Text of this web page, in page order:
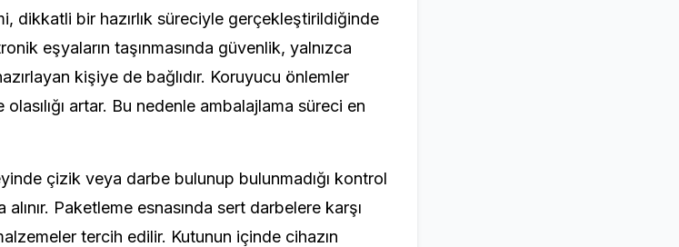
dikkatli bir hazırlık süreciyle gerçekleştirildiğinde
eşyaların taşınmasında güvenlik, yalnızca
kişiye de bağlıdır. Koruyucu önlemler
olasılığı artar. Bu nedenle ambalajlama süreci en
çizik veya darbe bulunup bulunmadığı kontrol
Paketleme esnasında sert darbelere karşı
tercih edilir. Kutunun içinde cihazın